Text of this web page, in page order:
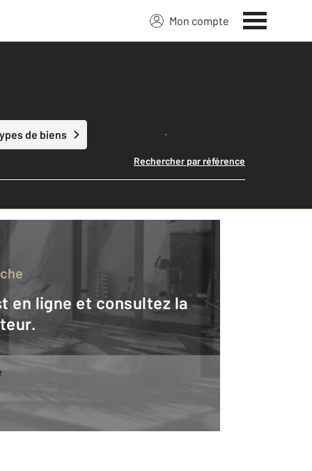
Mon compte
de biens Lancer ma recherche
Rechercher par référence